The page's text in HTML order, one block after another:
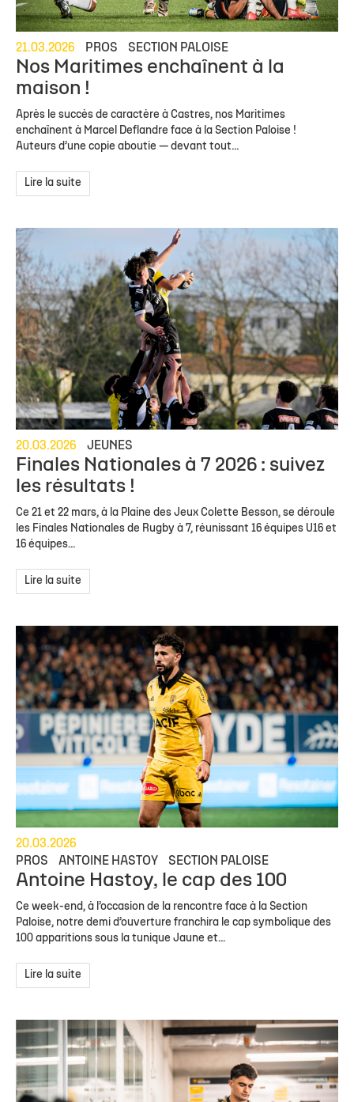
21.03.2026 PROS SECTION PALOISE
Nos Maritimes enchaînent à la
maison !
Après le succès de caractère à Castres, nos Maritimes
enchaînent à Marcel Deflandre face à la Section Paloise !
Auteurs d’une copie aboutie — devant tout...
Lire la suite
20.03.2026 JEUNES
Finales Nationales à 7 2026 : suivez
les résultats !
Ce 21 et 22 mars, à la Plaine des Jeux Colette Besson, se déroule
les Finales Nationales de Rugby à 7, réunissant 16 équipes U16 et
16 équipes...
Lire la suite
20.03.2026
PROS
ANTOINE HASTOY SECTION PALOISE
Antoine Hastoy, le cap des 100
Ce week-end, à l’occasion de la rencontre face à la Section
Paloise, notre demi d’ouverture franchira le cap symbolique des
100 apparitions sous la tunique Jaune et...
Lire la suite